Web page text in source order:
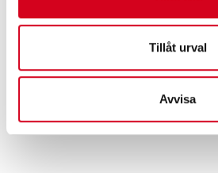
Tillåt urval
Avvisa
psykiatriker, dietist och tandläkare.
remissversionen.